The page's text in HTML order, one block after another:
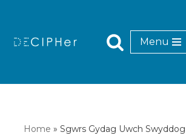
Menu
Home » Sgwrs Gydag Uwch